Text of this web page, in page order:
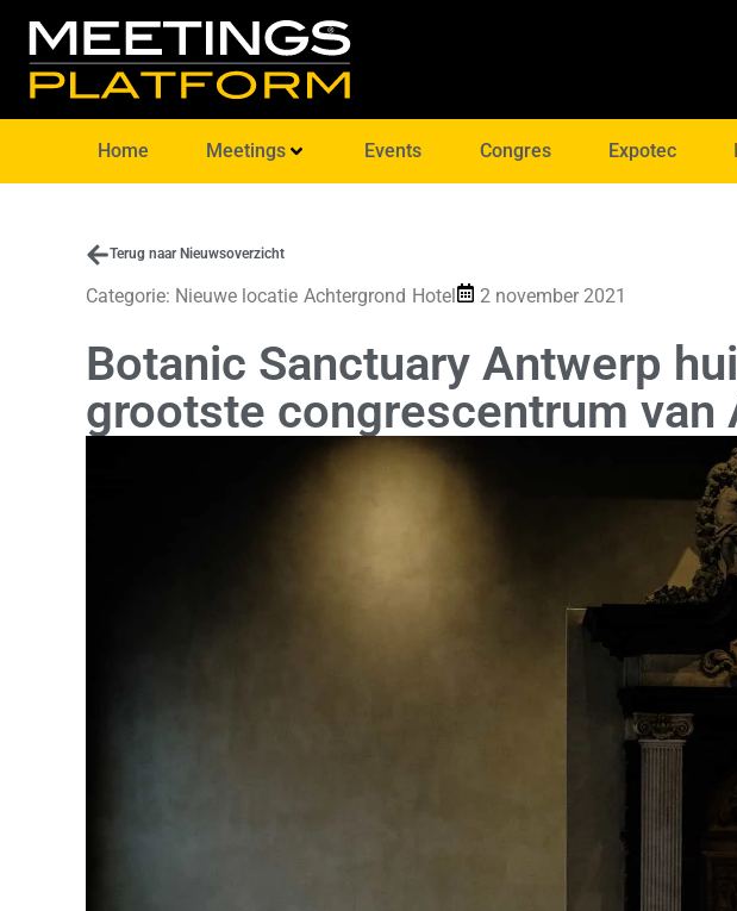
Home Meetings Events Congres Expotec
Terug naar Nieuwsoverzicht
Categorie: Nieuwe locatie Achtergrond Hotel 2 november 2021
Botanic Sanctuary Antwerp
grootste congrescentrum van